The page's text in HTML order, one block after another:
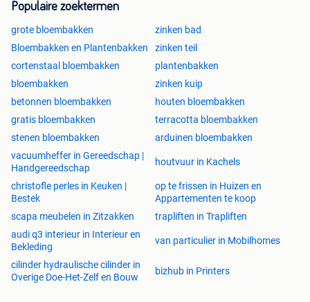
Populaire zoektermen
grote bloembakken
zinken bad
Bloembakken en Plantenbakken
zinken teil
cortenstaal bloembakken
plantenbakken
bloembakken
zinken kuip
betonnen bloembakken
houten bloembakken
gratis bloembakken
terracotta bloembakken
stenen bloembakken
arduinen bloembakken
vacuumheffer in Gereedschap |
Handgereedschap
houtvuur in Kachels
christofle perles in Keuken |
Bestek
op te frissen in Huizen en
Appartementen te koop
scapa meubelen in Zitzakken
trapliften in Trapliften
audi q3 interieur in Interieur en
Bekleding
van particulier in Mobilhomes
cilinder hydraulische cilinder in
Overige Doe-Het-Zelf en Bouw
bizhub in Printers